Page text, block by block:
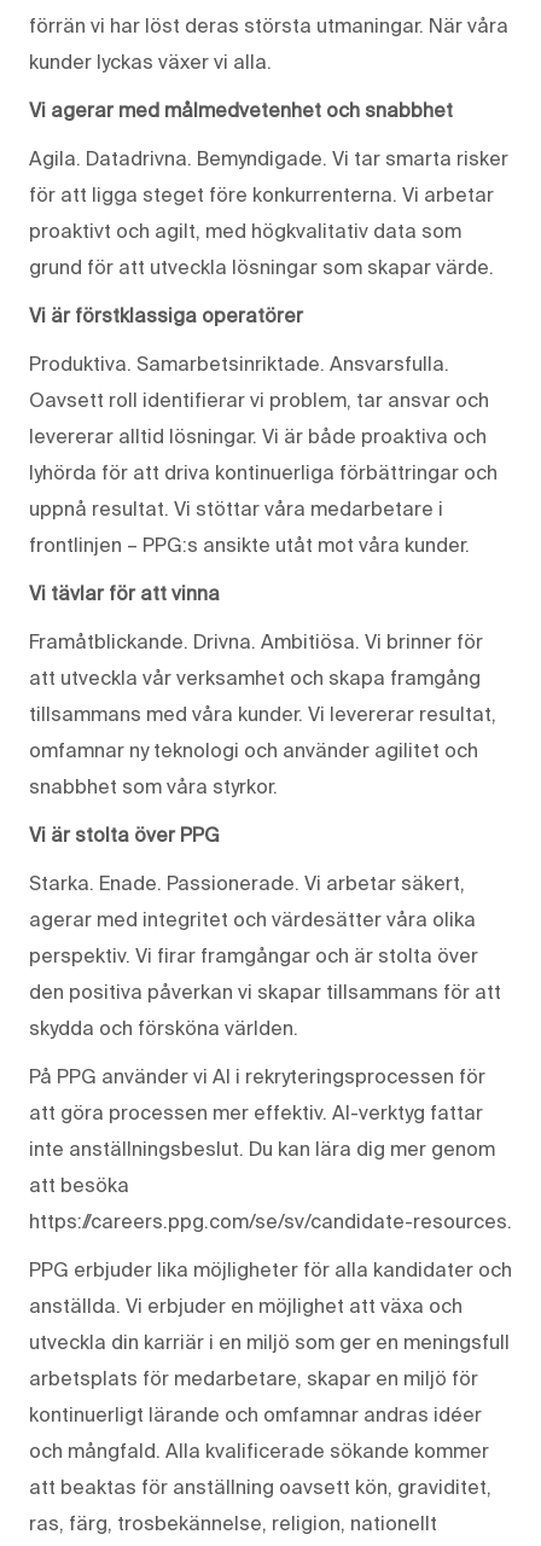
förrän vi har löst deras största utmaningar. När våra
kunder lyckas växer vi alla.
Vi agerar med målmedvetenhet och snabbhet
Agila. Datadrivna. Bemyndigade. Vi tar smarta risker
för att ligga steget före konkurrenterna. Vi arbetar
proaktivt och agilt, med högkvalitativ data som
grund för att utveckla lösningar som skapar värde.
Vi är förstklassiga operatörer
Produktiva. Samarbetsinriktade. Ansvarsfulla.
Oavsett roll identifierar vi problem, tar ansvar och
levererar alltid lösningar. Vi är både proaktiva och
lyhörda för att driva kontinuerliga förbättringar och
uppnå resultat. Vi stöttar våra medarbetare i
frontlinjen – PPG:s ansikte utåt mot våra kunder.
Vi tävlar för att vinna
Framåtblickande. Drivna. Ambitiösa. Vi brinner för
att utveckla vår verksamhet och skapa framgång
tillsammans med våra kunder. Vi levererar resultat,
omfamnar ny teknologi och använder agilitet och
snabbhet som våra styrkor.
Vi är stolta över PPG
Starka. Enade. Passionerade. Vi arbetar säkert,
agerar med integritet och värdesätter våra olika
perspektiv. Vi firar framgångar och är stolta över
den positiva påverkan vi skapar tillsammans för att
skydda och försköna världen.
På PPG använder vi AI i rekryteringsprocessen för
att göra processen mer effektiv. AI-verktyg fattar
inte anställningsbeslut. Du kan lära dig mer genom
att besöka
https://careers.ppg.com/se/sv/candidate-resources.
PPG erbjuder lika möjligheter för alla kandidater och
anställda. Vi erbjuder en möjlighet att växa och
utveckla din karriär i en miljö som ger en meningsfull
arbetsplats för medarbetare, skapar en miljö för
kontinuerligt lärande och omfamnar andras idéer
och mångfald. Alla kvalificerade sökande kommer
att beaktas för anställning oavsett kön, graviditet,
ras, färg, trosbekännelse, religion, nationellt